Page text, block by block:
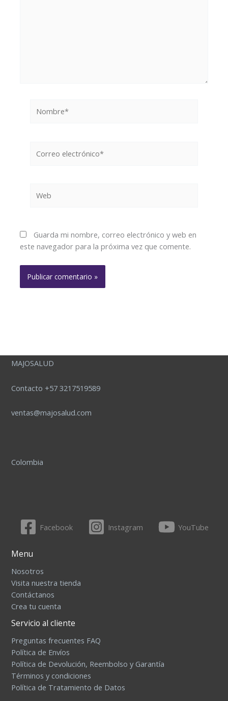
electrónico*
Guarda mi nombre, correo electrónico y web en
este navegador para la próxima vez que comente.
MAJOSALUD
Contacto +57 3217519589
ventas@majosalud.com
Colombia
Facebook Instagram YouTube
Menu
Nosotros
Visita nuestra tienda
Contáctanos
Crea tu cuenta
Servicio al cliente
Preguntas frecuentes FAQ
Política de Envíos
Política de Devolución, Reembolso y Garantía
Términos y condiciones
Política de Tratamiento de Datos